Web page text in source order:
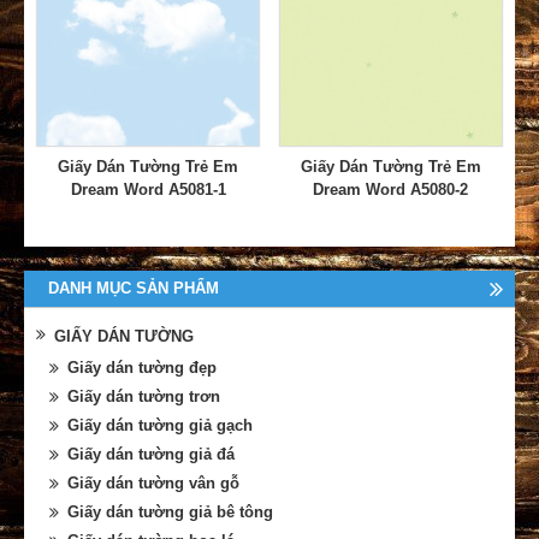
Giấy Dán Tường Trẻ Em
Dream Word A5081-1
Giấy Dán Tường Trẻ Em
Dream Word A5080-2
DANH MỤC SẢN PHẨM
GIẤY DÁN TƯỜNG
Giấy dán tường đẹp
Giấy dán tường trơn
Giấy dán tường giả gạch
Giấy dán tường giả đá
Giấy dán tường vân gỗ
Giấy dán tường giả bê tông